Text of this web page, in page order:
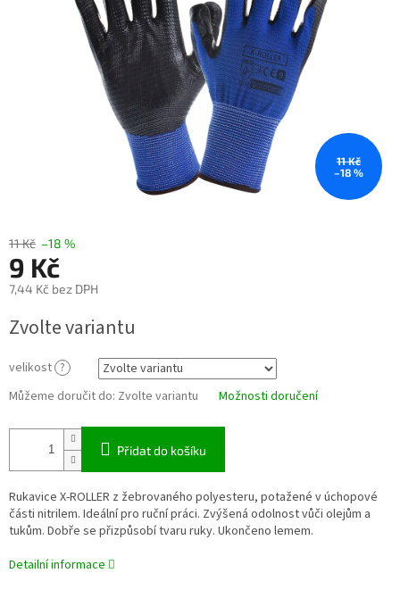
11 Kč
–18 %
11 Kč –18 %
9 Kč
7,44 Kč bez DPH
cena:
Zvolte variantu
velikost ?
Můžeme doručit do: Zvolte variantu Možnosti doručení
Přidat do košíku
Rukavice X-ROLLER z žebrovaného polyesteru, potažené v úchopové
části nitrilem. Ideální pro ruční práci. Zvýšená odolnost vůči olejům a
tukům. Dobře se přizpůsobí tvaru ruky. Ukončeno lemem.
Detailní informace